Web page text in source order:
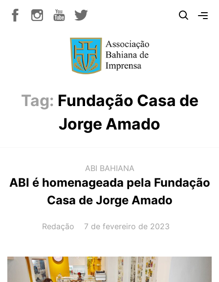
Tag: Fundação Casa de
Jorge Amado
ABI BAHIANA
ABI é homenageada pela Fundação
Casa de Jorge Amado
AUTOR(A):
Redação DATA:
7 de fevereiro de 2023